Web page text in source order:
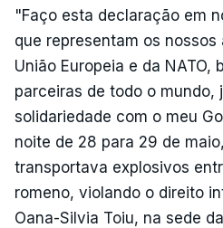
"Faço esta declaração em
que representam os
União Europeia e da NATO,
parceiras de todo o mundo,
solidariedade com o meu
noite de 28 para 29 de
transportava explosivos
romeno, violando o direito
Oana-Silvia Toiu, na sede